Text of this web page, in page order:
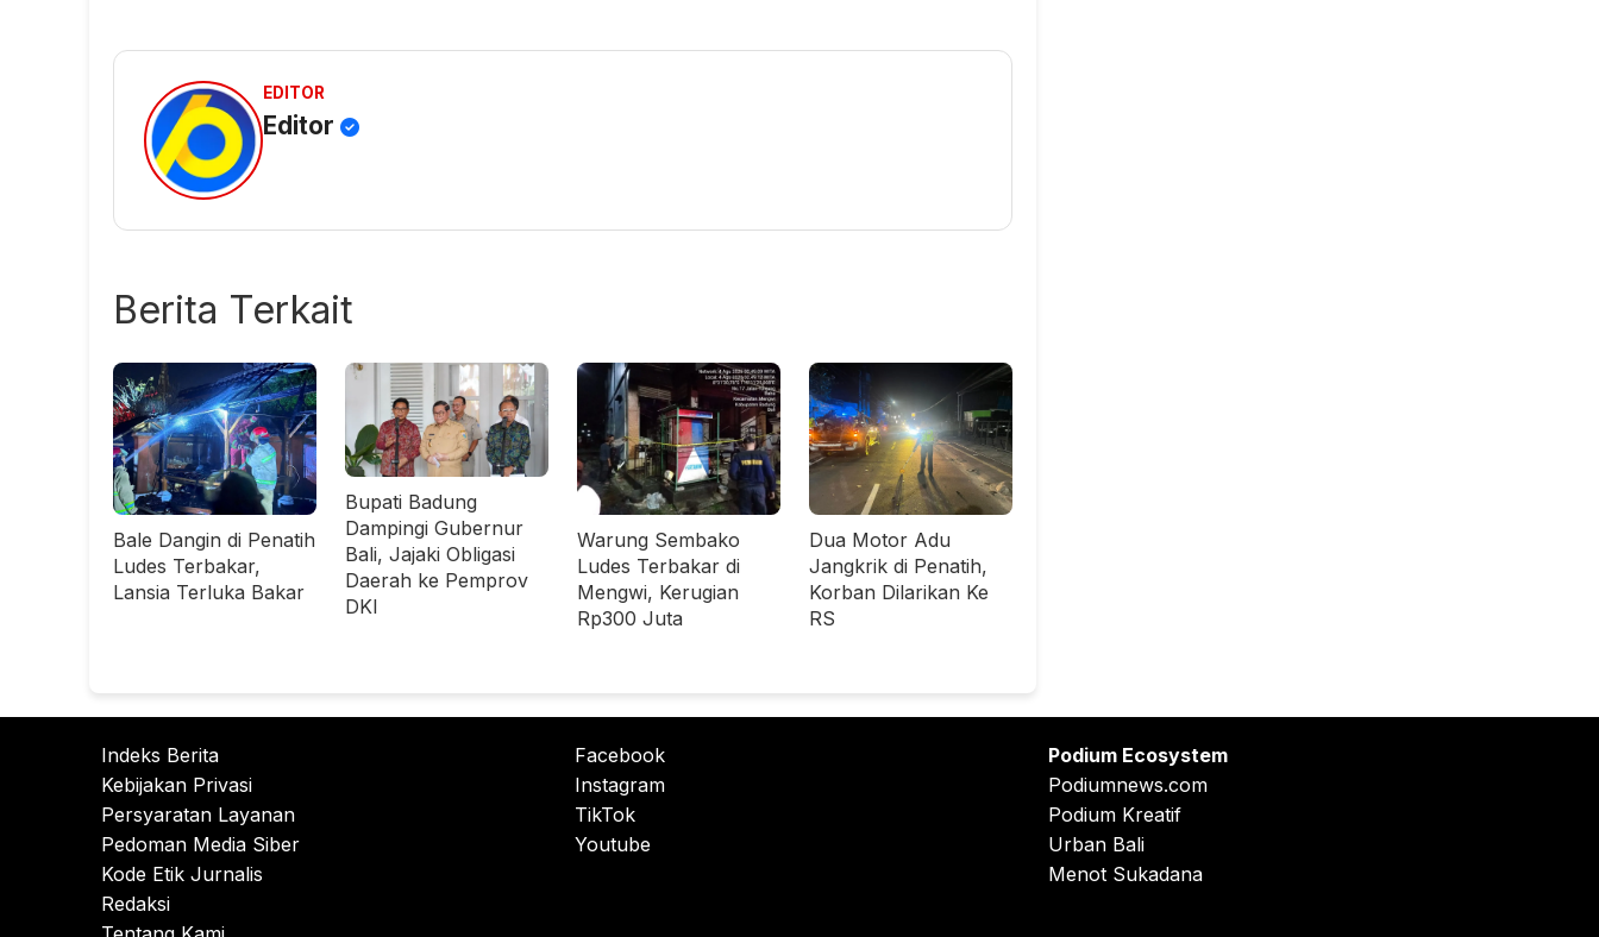
EDITOR
Editor
Berita Terkait
Bale Dangin di Penatih
Ludes Terbakar,
Lansia Terluka Bakar
Bupati Badung
Dampingi Gubernur
Bali, Jajaki Obligasi
Daerah ke Pemprov
DKI
Warung Sembako
Ludes Terbakar di
Mengwi, Kerugian
Rp300 Juta
Dua Motor Adu
Jangkrik di Penatih,
Korban Dilarikan Ke
RS
Indeks Berita
Kebijakan Privasi
Persyaratan Layanan
Pedoman Media Siber
Kode Etik Jurnalis
Redaksi
Facebook
Instagram
TikTok
Youtube
Podium Ecosystem
Podiumnews.com
Podium Kreatif
Urban Bali
Menot Sukadana